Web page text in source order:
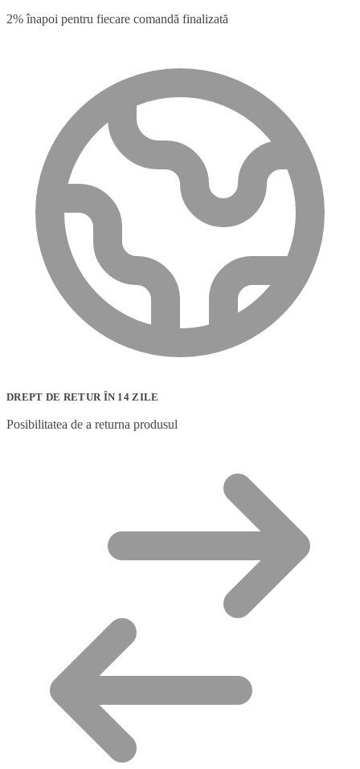
2% înapoi pentru fiecare comandă finalizată
DREPT DE RETUR ÎN 14 ZILE
Posibilitatea de a returna produsul